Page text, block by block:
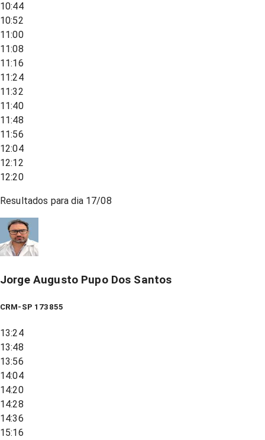
10:44
10:52
11:00
11:08
11:16
11:24
11:32
11:40
11:48
11:56
12:04
12:12
12:20
Resultados para dia 17/08
Jorge Augusto Pupo Dos Santos
CRM-SP 173855
13:24
13:48
13:56
14:04
14:20
14:28
14:36
15:16